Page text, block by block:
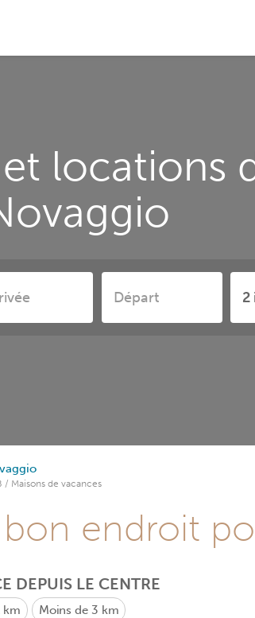
locations
/ Maisons de vacances
endroit
DEPUIS LE CENTRE
km Moins de 3 km